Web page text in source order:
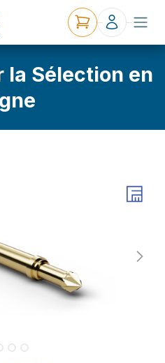
la Sélection en